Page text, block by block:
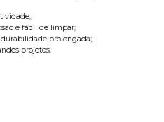
e fácil de limpar;
prolongada;
projetos.